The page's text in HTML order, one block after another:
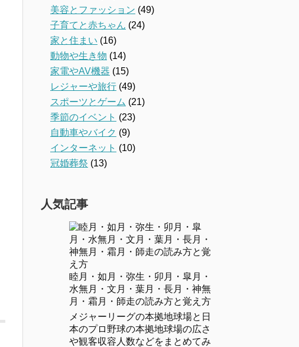
美容とファッション (49)
子育てと赤ちゃん (24)
家と住まい (16)
動物や生き物 (14)
家電やAV機器 (15)
レジャーや旅行 (49)
スポーツとゲーム (21)
季節のイベント (23)
自動車やバイク (9)
インターネット (10)
冠婚葬祭 (13)
人気記事
睦月・如月・弥生・卯月・皐月・
水無月・文月・葉月・長月・神無
月・霜月・師走の読み方と覚え方
メジャーリーグの本拠地球場と日
本のプロ野球の本拠地球場の広さ
や観客収容人数などをまとめてみ